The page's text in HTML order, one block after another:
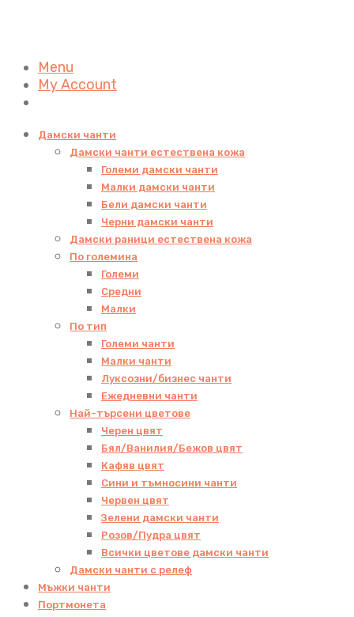
Menu
My Account
Дамски чанти
Дамски чанти естествена кожа
Големи дамски чанти
Малки дамски чанти
Бели дамски чанти
Черни дамски чанти
Дамски раници естествена кожа
По големина
Големи
Средни
Малки
По тип
Големи чанти
Малки чанти
Луксозни/бизнес чанти
Ежедневни чанти
Най-търсени цветове
Черен цвят
Бял/Ванилия/Бежов цвят
Кафяв цвят
Сини и тъмносини чанти
Червен цвят
Зелени дамски чанти
Розов/Пудра цвят
Всички цветове дамски чанти
Дамски чанти с релеф
Мъжки чанти
Портмонета